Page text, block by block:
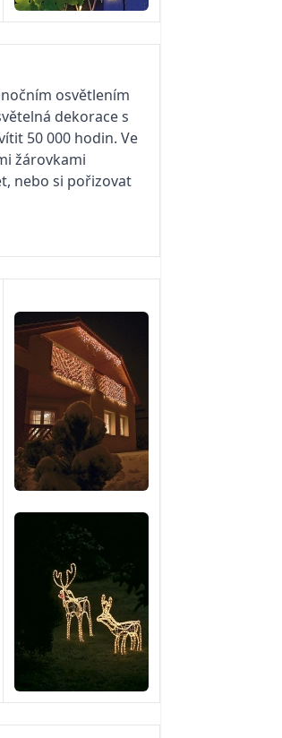
osvětlením
dekorace s
50 000 hodin. Ve
žárovkami
nebo si pořizovat